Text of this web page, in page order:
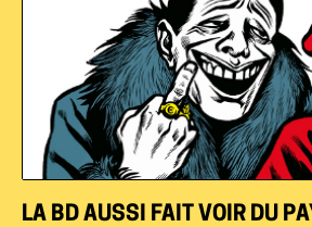
LA BD AUSSI FAIT VOIR DU